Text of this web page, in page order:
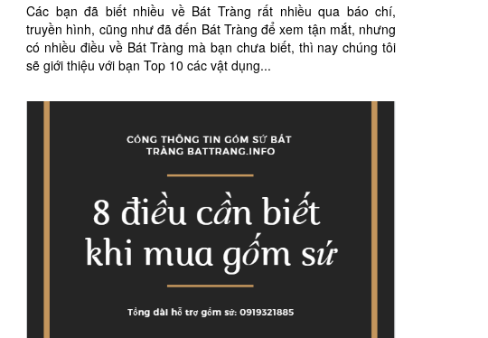
Các bạn đã biết nhiều về Bát Tràng rất nhiều qua báo chí,
truyền hình, cũng như đã đến Bát Tràng để xem tận mắt, nhưng
có nhiều điều về Bát Tràng mà bạn chưa biết, thì nay chúng tôi
sẽ giới thiệu với bạn Top 10 các vật dụng...